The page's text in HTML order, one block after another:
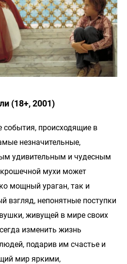
(18+, 2001)
события, происходящие в
незначительные,
удивительным и чудесным
мухи может
мощный ураган, так и
взгляд, непонятные поступки
живущей в мире своих
изменить жизнь
подарив им счастье и
мир яркими,